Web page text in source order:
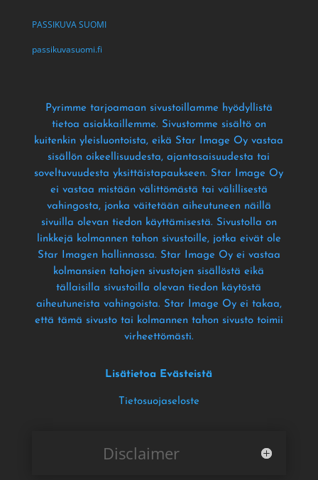
PASSIKUVA SUOMI
passikuvasuomi.fi
Pyrimme tarjoamaan sivustoillamme hyödyllistä
tietoa asiakkaillemme. Sivustomme sisältö on
kuitenkin yleisluontoista, eikä Star Image Oy vastaa
sisällön oikeellisuudesta, ajantasaisuudesta tai
soveltuvuudesta yksittäistapaukseen. Star Image Oy
ei vastaa mistään välittömästä tai välillisestä
vahingosta, jonka väitetään aiheutuneen näillä
sivuilla olevan tiedon käyttämisestä. Sivustolla on
linkkejä kolmannen tahon sivustoille, jotka eivät ole
Star Imagen hallinnassa. Star Image Oy ei vastaa
kolmansien tahojen sivustojen sisällöstä eikä
tällaisilla sivustoilla olevan tiedon käytöstä
aiheutuneista vahingoista. Star Image Oy ei takaa,
että tämä sivusto tai kolmannen tahon sivusto toimii
virheettömästi.
Lisätietoa Evästeistä
Tietosuojaseloste
Disclaimer